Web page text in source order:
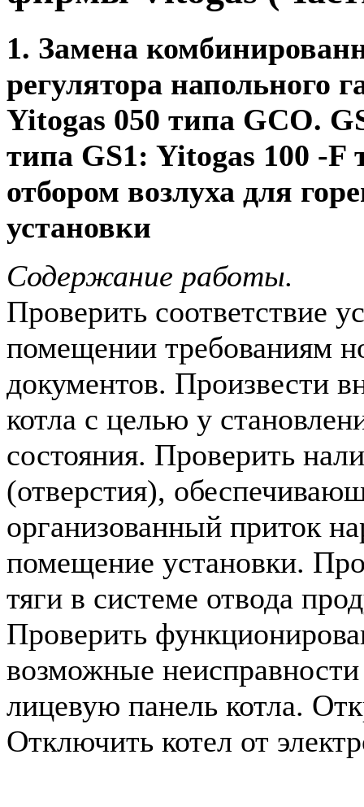
1. Замена
регулятора напольного
Yitogas 050 типа GCO.
типа GS1: Yitogas 100 -F
отбором возлуха для
установки
Содержание работы.
Проверить соответствие
помещении требованиям
документов. Произвести
котла с целью у
состояния. Проверить
(отверстия),
организованный приток
помещение установки.
тяги в системе отвода
Проверить
возможные
лицевую панель котла.
Отключить котел от